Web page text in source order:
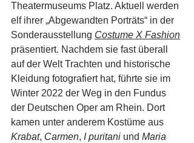
Theatermuseums Platz. Aktuell werden
elf ihrer „Abgewandten Porträts“ in der
Sonderausstellung Costume X Fashion
präsentiert. Nachdem sie fast überall
auf der Welt Trachten und historische
Kleidung fotografiert hat, führte sie im
Winter 2022 der Weg in den Fundus
der Deutschen Oper am Rhein. Dort
kamen unter anderem Kostüme aus
Krabat, Carmen, I puritani und Maria